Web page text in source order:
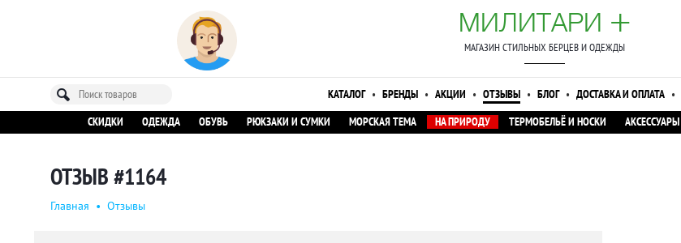
МИЛИТАРИ +
МАГАЗИН СТИЛЬНЫХ БЕРЦЕВ И ОДЕЖДЫ
КАТАЛОГ • БРЕНДЫ • АКЦИИ • ОТЗЫВЫ • БЛОГ • ДОСТАВКА И ОПЛАТА •
СКИДКИ
ОДЕЖДА ОБУВЬ РЮКЗАКИ И СУМКИ МОРСКАЯ ТЕМА НА ПРИРОДУ ТЕРМОБЕЛЬЁ И НОСКИ АКСЕССУАРЫ
ОТЗЫВ #1164
Главная • Oтзывы